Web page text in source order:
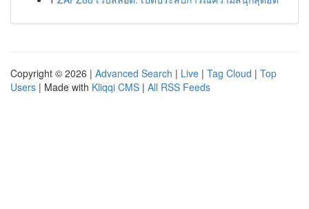
Copyright © 2026 | Advanced Search | Live | Tag Cloud | Top
Users | Made with Kliqqi CMS | All RSS Feeds